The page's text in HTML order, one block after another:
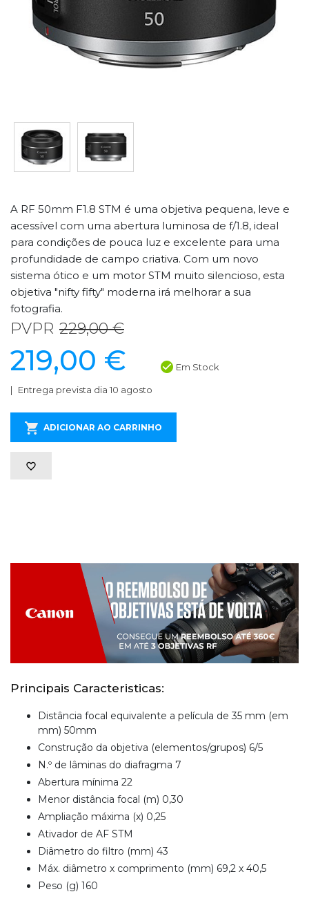
A RF 50mm F1.8 STM é uma objetiva pequena, leve e
acessível com uma abertura luminosa de f/1.8, ideal
para condições de pouca luz e excelente para uma
profundidade de campo criativa. Com um novo
sistema ótico e um motor STM muito silencioso, esta
objetiva "nifty fifty" moderna irá melhorar a sua
fotografia.
PVPR 229,00 €
219,00 € Em Stock
Entrega prevista dia 10 agosto
ADICIONAR AO CARRINHO
Principais Caracteristicas:
Distância focal equivalente a película de 35 mm (em
mm) 50mm
Construção da objetiva (elementos/grupos) 6/5
N.º de lâminas do diafragma 7
Abertura mínima 22
Menor distância focal (m) 0,30
Ampliação máxima (x) 0,25
Ativador de AF STM
Diâmetro do filtro (mm) 43
Máx. diâmetro x comprimento (mm) 69,2 x 40,5
Peso (g) 160